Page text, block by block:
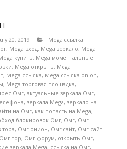
20, 2019
Mega ссылка
, Mega вход, Mega зеркало, Mega
купить, Mega моментальные
, Mega открыть, Mega
, Mega ссылка, Mega ссылка onion,
, Mega торговая площадка,
Омг, актуальные зеркала Омг,
, зеркала Mega, зеркало на
на Омг, как попасть на Mega,
блокировок Омг, Омг, Омг
тора, Омг онион, Омг сайт, Омг сайт
Омг тор, Омг форум, открыть Омг,
зеркала Mega, ссылка на Омг,